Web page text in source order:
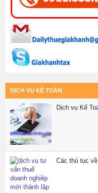
DỊCH VỤ KẾ TOÁN
Dịch vụ Kế
Các thủ tục